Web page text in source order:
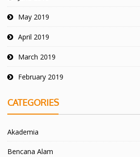
May 2019
April 2019
March 2019
February 2019
CATEGORIES
Akademia
Bencana Alam